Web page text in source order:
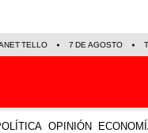
TELLO 7 DE AGOSTO
OPINIÓN